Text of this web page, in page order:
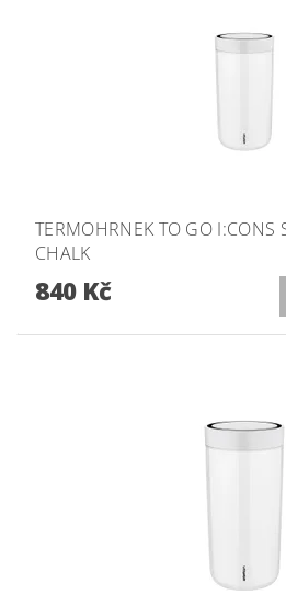
TERMOHRNEK TO GO I:CONS
CHALK
840 Kč